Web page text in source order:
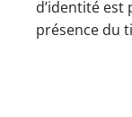
d’identité
présence du